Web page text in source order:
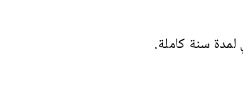
سنة كاملة.